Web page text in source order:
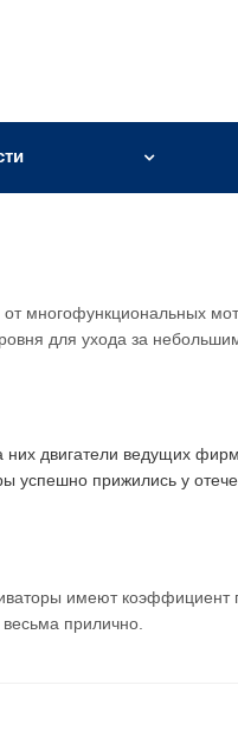
многофункциональных
для ухода за
них двигатели ведущих
успешно прижились у
имеют коэффициент
прилично.